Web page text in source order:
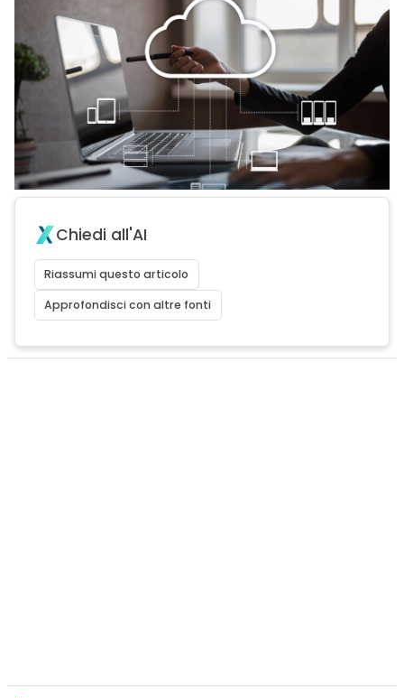
Chiedi all'AI
Riassumi questo articolo
Approfondisci con altre fonti